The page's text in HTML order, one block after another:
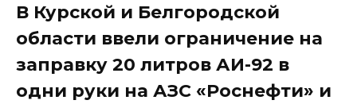
В Курской и Белгородской
области ввели ограничение на
заправку 20 литров АИ-92 в
одни руки на АЗС «Роснефти» и